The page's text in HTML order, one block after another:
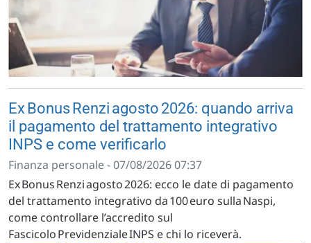
Ex Bonus Renzi agosto 2026: quando arriva
il pagamento del trattamento integrativo
INPS e come verificarlo
Finanza personale - 07/08/2026 07:37
Ex Bonus Renzi agosto 2026: ecco le date di pagamento
del trattamento integrativo da 100 euro sulla Naspi,
come controllare l’accredito sul
Fascicolo Previdenziale INPS e chi lo riceverà.